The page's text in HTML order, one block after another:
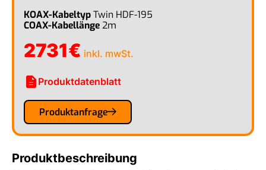
KOAX-KabeltypTwin HDF-195
COAX-Kabellänge2m
2731€ inkl. mwSt.
description Produktdatenblatt
Produktanfrage
Produktbeschreibung